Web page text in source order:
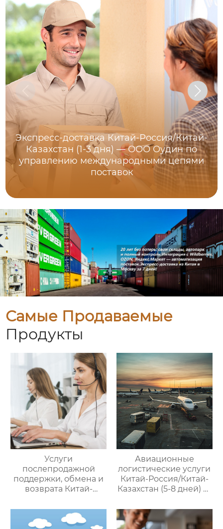
Экспресс-доставка Китай-Россия/Китай-
Казахстан (1-3 дня) — ООО Оудин по
управлению международными цепями
поставок
Самые Продаваемые
Продукты
Услуги
послепродажной
поддержки, обмена и
возврата Китай-
по управлению
международными
Авиационные
логистические услуги
Китай-Россия/Китай-
Казахстан (5-8 дней) —
управлению
международными